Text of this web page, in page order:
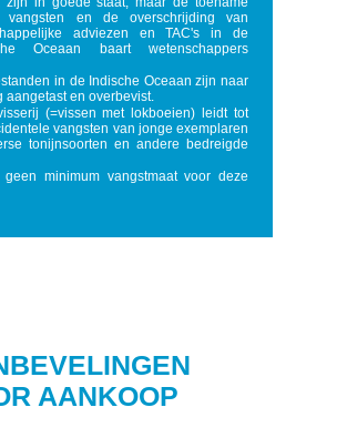
en de overschrijding van
adviezen en TAC's in de
Oceaan baart wetenschappers
in de Indische Oceaan zijn naar
aangetast en overbevist.
(=vissen met lokboeien) leidt tot
vangsten van jonge exemplaren
tonijnsoorten en andere bedreigde
minimum vangstmaat voor deze
AANKOOP